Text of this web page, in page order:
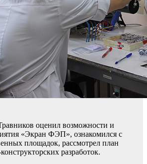
оценил возможности и
«Экран ФЭП», ознакомился с
площадок, рассмотрел план
разработок.